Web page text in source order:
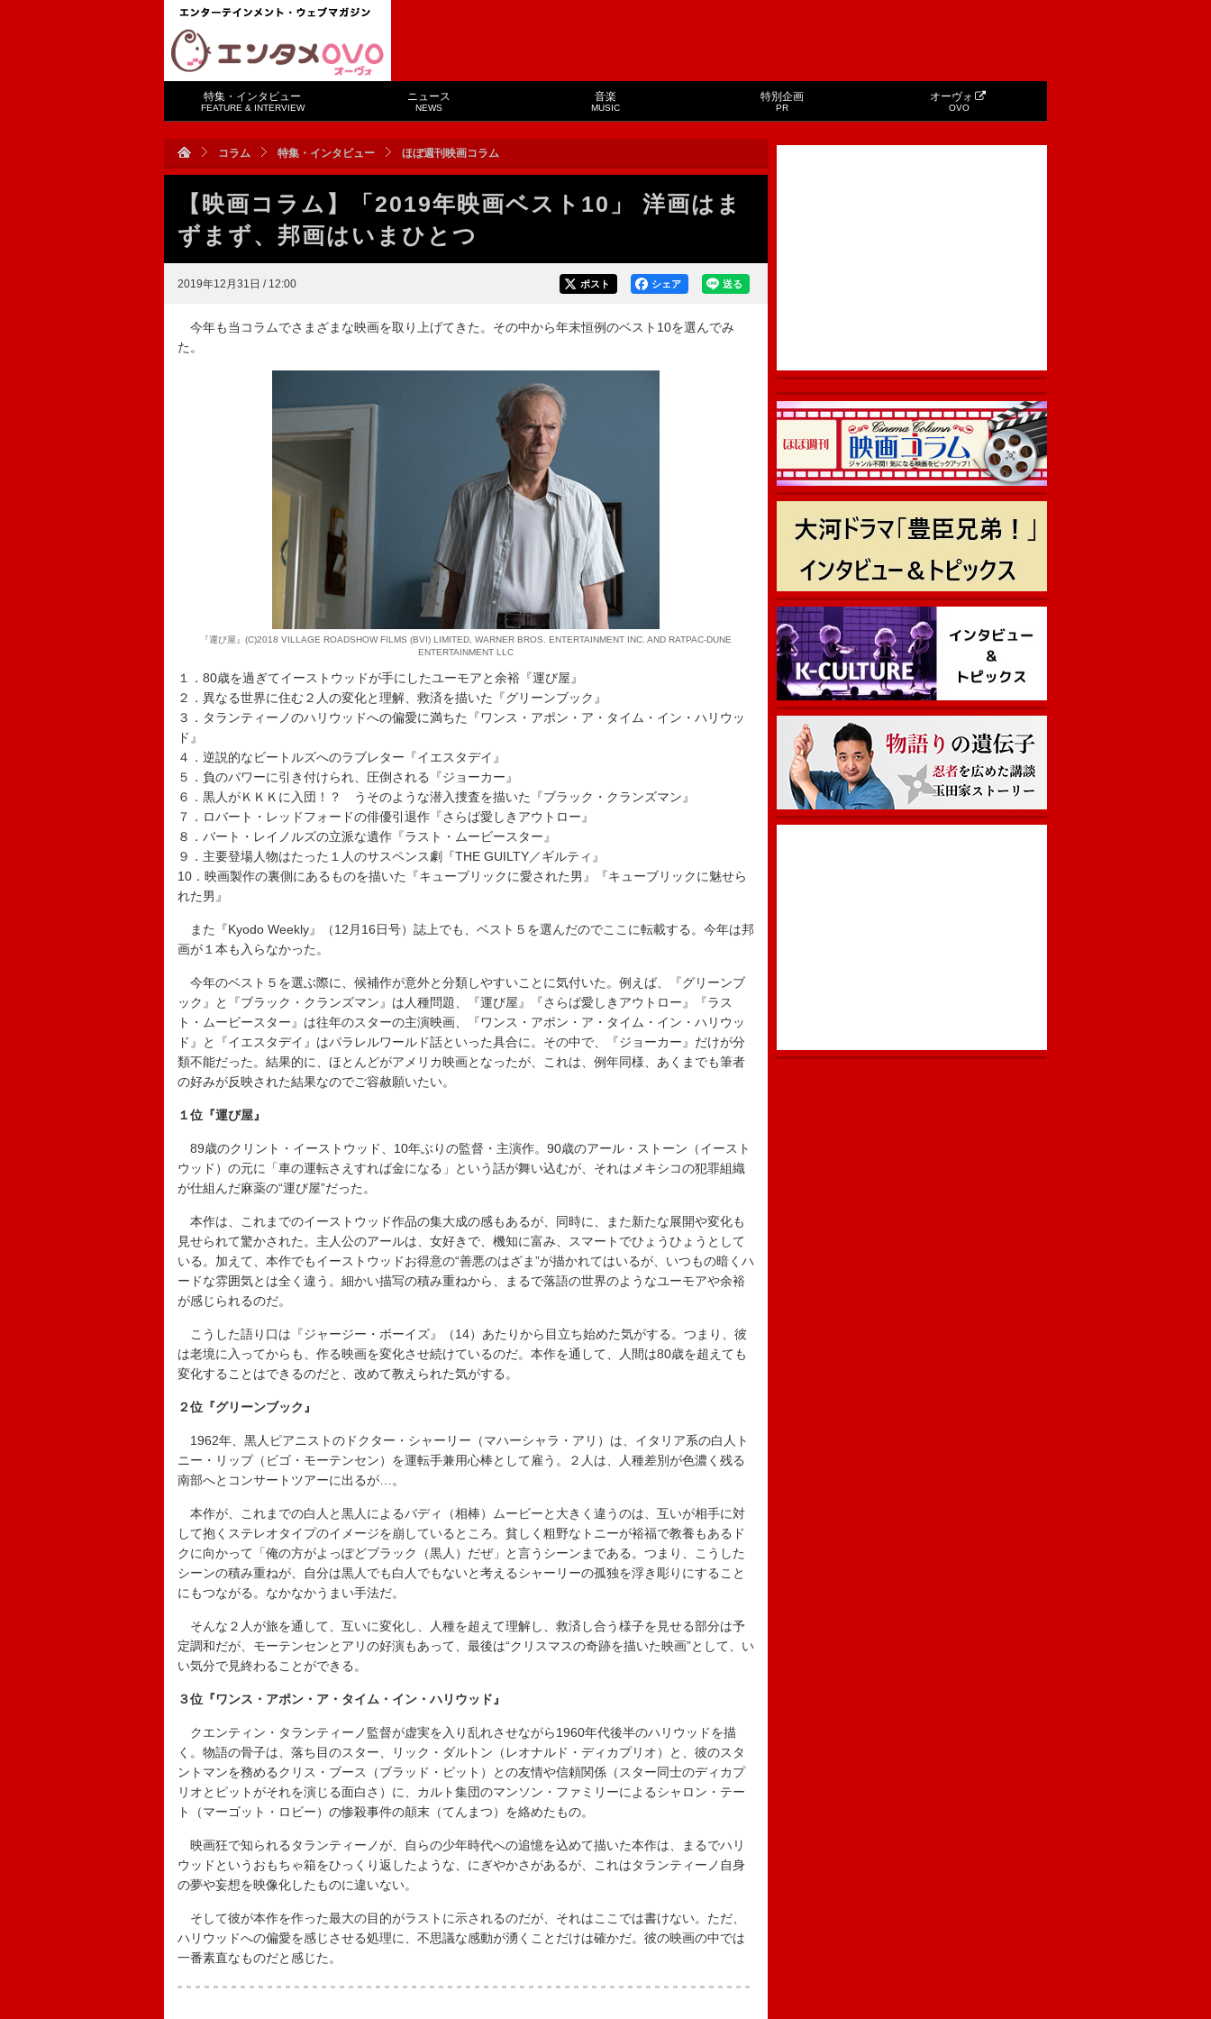
特集・インタビュー
FEATURE & INTERVIEW
ニュース
NEWS
音楽
MUSIC
特別企画
PR
オーヴォ
OVO
コラム 特集・インタビュー ほぼ週刊映画コラム
【映画コラム】「2019年映画ベスト10」 洋画はま
ずまず、邦画はいまひとつ
2019年12月31日 / 12:00 送る
シェア
ポスト
今年も当コラムでさまざまな映画を取り上げてきた。その中から年末恒例のベスト10を選んでみ
た。
『運び屋』(C)2018 VILLAGE ROADSHOW FILMS (BVI) LIMITED, WARNER BROS. ENTERTAINMENT INC. AND RATPAC-DUNE
ENTERTAINMENT LLC
１．80歳を過ぎてイーストウッドが手にしたユーモアと余裕『運び屋』
２．異なる世界に住む２人の変化と理解、救済を描いた『グリーンブック』
３．タランティーノのハリウッドへの偏愛に満ちた『ワンス・アポン・ア・タイム・イン・ハリウッ
ド』
４．逆説的なビートルズへのラブレター『イエスタデイ』
５．負のパワーに引き付けられ、圧倒される『ジョーカー』
６．黒人がＫＫＫに入団！？ うそのような潜入捜査を描いた『ブラック・クランズマン』
７．ロバート・レッドフォードの俳優引退作『さらば愛しきアウトロー』
８．バート・レイノルズの立派な遺作『ラスト・ムービースター』
９．主要登場人物はたった１人のサスペンス劇『THE GUILTY／ギルティ』
10．映画製作の裏側にあるものを描いた『キューブリックに愛された男』『キューブリックに魅せら
れた男』
また『Kyodo Weekly』（12月16日号）誌上でも、ベスト５を選んだのでここに転載する。今年は邦
画が１本も入らなかった。
今年のベスト５を選ぶ際に、候補作が意外と分類しやすいことに気付いた。例えば、『グリーンブ
ック』と『ブラック・クランズマン』は人種問題、『運び屋』『さらば愛しきアウトロー』『ラス
ト・ムービースター』は往年のスターの主演映画、『ワンス・アポン・ア・タイム・イン・ハリウッ
ド』と『イエスタデイ』はパラレルワールド話といった具合に。その中で、『ジョーカー』だけが分
類不能だった。結果的に、ほとんどがアメリカ映画となったが、これは、例年同様、あくまでも筆者
の好みが反映された結果なのでご容赦願いたい。
１位『運び屋』
89歳のクリント・イーストウッド、10年ぶりの監督・主演作。90歳のアール・ストーン（イースト
ウッド）の元に「車の運転さえすれば金になる」という話が舞い込むが、それはメキシコの犯罪組織
が仕組んだ麻薬の“運び屋”だった。
本作は、これまでのイーストウッド作品の集大成の感もあるが、同時に、また新たな展開や変化も
見せられて驚かされた。主人公のアールは、女好きで、機知に富み、スマートでひょうひょうとして
いる。加えて、本作でもイーストウッドお得意の“善悪のはざま”が描かれてはいるが、いつもの暗くハ
ードな雰囲気とは全く違う。細かい描写の積み重ねから、まるで落語の世界のようなユーモアや余裕
が感じられるのだ。
こうした語り口は『ジャージー・ボーイズ』（14）あたりから目立ち始めた気がする。つまり、彼
は老境に入ってからも、作る映画を変化させ続けているのだ。本作を通して、人間は80歳を超えても
変化することはできるのだと、改めて教えられた気がする。
２位『グリーンブック』
1962年、黒人ピアニストのドクター・シャーリー（マハーシャラ・アリ）は、イタリア系の白人ト
ニー・リップ（ビゴ・モーテンセン）を運転手兼用心棒として雇う。２人は、人種差別が色濃く残る
南部へとコンサートツアーに出るが…。
本作が、これまでの白人と黒人によるバディ（相棒）ムービーと大きく違うのは、互いが相手に対
して抱くステレオタイプのイメージを崩しているところ。貧しく粗野なトニーが裕福で教養もあるド
クに向かって「俺の方がよっぽどブラック（黒人）だぜ」と言うシーンまである。つまり、こうした
シーンの積み重ねが、自分は黒人でも白人でもないと考えるシャーリーの孤独を浮き彫りにすること
にもつながる。なかなかうまい手法だ。
そんな２人が旅を通して、互いに変化し、人種を超えて理解し、救済し合う様子を見せる部分は予
定調和だが、モーテンセンとアリの好演もあって、最後は“クリスマスの奇跡を描いた映画”として、い
い気分で見終わることができる。
３位『ワンス・アポン・ア・タイム・イン・ハリウッド』
クエンティン・タランティーノ監督が虚実を入り乱れさせながら1960年代後半のハリウッドを描
く。物語の骨子は、落ち目のスター、リック・ダルトン（レオナルド・ディカプリオ）と、彼のスタ
ントマンを務めるクリス・ブース（ブラッド・ピット）との友情や信頼関係（スター同士のディカプ
リオとピットがそれを演じる面白さ）に、カルト集団のマンソン・ファミリーによるシャロン・テー
ト（マーゴット・ロビー）の惨殺事件の顛末（てんまつ）を絡めたもの。
映画狂で知られるタランティーノが、自らの少年時代への追憶を込めて描いた本作は、まるでハリ
ウッドというおもちゃ箱をひっくり返したような、にぎやかさがあるが、これはタランティーノ自身
の夢や妄想を映像化したものに違いない。
そして彼が本作を作った最大の目的がラストに示されるのだが、それはここでは書けない。ただ、
ハリウッドへの偏愛を感じさせる処理に、不思議な感動が湧くことだけは確かだ。彼の映画の中では
一番素直なものだと感じた。